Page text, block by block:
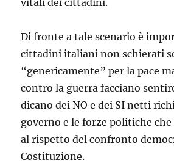
Di fronte a tale scenario è
cittadini italiani non schierati
“genericamente” per la pace
contro la guerra facciano
dicano dei NO e dei SI netti
governo e le forze politiche
al rispetto del confronto
Costituzione.